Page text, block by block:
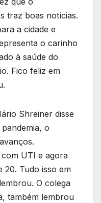
traz boas notícias.
a cidade e
o carinho
à saúde do
Fico feliz em
Shreiner disse
o
UTI e agora
20. Tudo isso em
O colega
também lembrou